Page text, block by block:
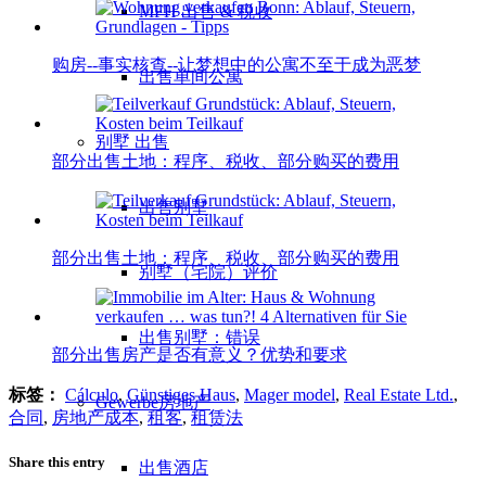
MFH 出售 & 税收
出售单间公寓
别墅 出售
出售别墅
别墅（宅院）评价
出售别墅：错误
Gewerbe房地产
出售酒店
购房--事实核查--让梦想中的公寓不至于成为恶梦
部分出售土地：程序、税收、部分购买的费用
部分出售土地：程序、税收、部分购买的费用
部分出售房产是否有意义？优势和要求
标签： Cálculo, Günstiges Haus, Mager model, Real Estate Ltd.,
合同 , 房地产成本, 租客, 租赁法
Share this entry